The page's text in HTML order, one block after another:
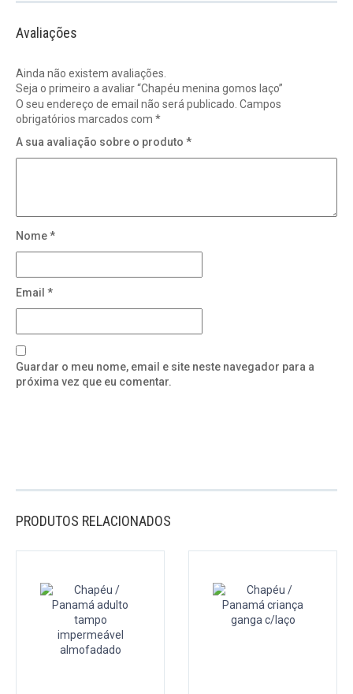
Avaliações
Ainda não existem avaliações.
Seja o primeiro a avaliar “Chapéu menina gomos laço”
O seu endereço de email não será publicado. Campos
obrigatórios marcados com *
A sua avaliação sobre o produto *
Nome*
Email *
Guardar o meu nome, email e site neste navegador para a
próxima vez que eu comentar.
PRODUTOS RELACIONADOS